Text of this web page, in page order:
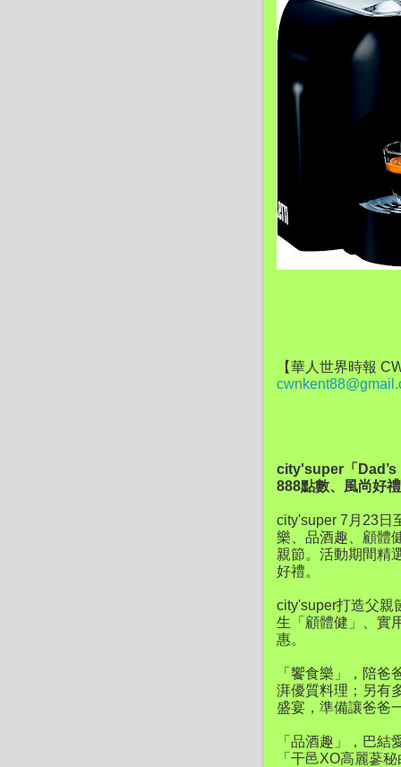
【華人世界時報
city'super「Dad’s
888點數、風尚好
city'super 7月23日
樂、品酒趣、顧體
親節。活動期間精
好禮。
city'super打造父親
生「顧體健」、實
惠。
「饗食樂」，陪
湃優質料理；另有
盛宴，準備讓爸爸
「品酒趣」，巴
「干邑XO高麗蔘